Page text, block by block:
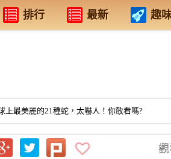
排行 最新 趣
上最美麗的21種蛇，太嚇人！你敢看嗎?
觀